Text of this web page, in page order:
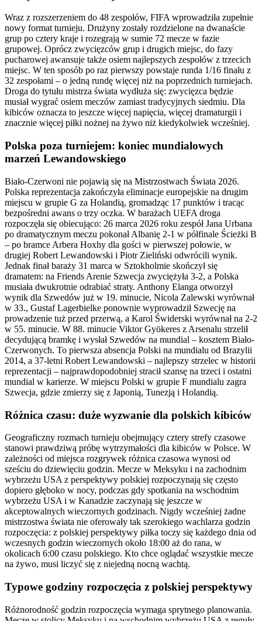
Wraz z rozszerzeniem do 48 zespołów, FIFA wprowadziła zupełnie
nowy format turnieju. Drużyny zostały rozdzielone na dwanaście
grup po cztery kraje i rozegrają w sumie 72 mecze w fazie
grupowej. Oprócz zwycięzców grup i drugich miejsc, do fazy
pucharowej awansuje także osiem najlepszych zespołów z trzecich
miejsc. W ten sposób po raz pierwszy powstaje runda 1/16 finału z
32 zespołami – o jedną rundę więcej niż na poprzednich turniejach.
Droga do tytułu mistrza świata wydłuża się: zwycięzca będzie
musiał wygrać osiem meczów zamiast tradycyjnych siedmiu. Dla
kibiców oznacza to jeszcze więcej napięcia, więcej dramaturgii i
znacznie więcej piłki nożnej na żywo niż kiedykolwiek wcześniej.
Polska poza turniejem: koniec mundialowych
marzeń Lewandowskiego
Biało-Czerwoni nie pojawią się na Mistrzostwach Świata 2026.
Polska reprezentacja zakończyła eliminacje europejskie na drugim
miejscu w grupie G za Holandią, gromadząc 17 punktów i tracąc
bezpośredni awans o trzy oczka. W barażach UEFA droga
rozpoczęła się obiecująco: 26 marca 2026 roku zespół Jana Urbana
po dramatycznym meczu pokonał Albanię 2-1 w półfinale Ścieżki B
– po bramce Arbera Hoxhy dla gości w pierwszej połowie, w
drugiej Robert Lewandowski i Piotr Zieliński odwrócili wynik.
Jednak finał baraży 31 marca w Sztokholmie skończył się
dramatem: na Friends Arenie Szwecja zwyciężyła 3-2, a Polska
musiała dwukrotnie odrabiać straty. Anthony Elanga otworzył
wynik dla Szwedów już w 19. minucie, Nicola Zalewski wyrównał
w 33., Gustaf Lagerbielke ponownie wyprowadził Szwecję na
prowadzenie tuż przed przerwą, a Karol Świderski wyrównał na 2-2
w 55. minucie. W 88. minucie Viktor Gyökeres z Arsenalu strzelił
decydującą bramkę i wysłał Szwedów na mundial – kosztem Biało-
Czerwonych. To pierwsza absencja Polski na mundialu od Brazylii
2014, a 37-letni Robert Lewandowski – najlepszy strzelec w historii
reprezentacji – najprawdopodobniej stracił szansę na trzeci i ostatni
mundial w karierze. W miejscu Polski w grupie F mundialu zagra
Szwecja, gdzie zmierzy się z Japonią, Tunezją i Holandią.
Różnica czasu: duże wyzwanie dla polskich kibiców
Geograficzny rozmach turnieju obejmujący cztery strefy czasowe
stanowi prawdziwą próbę wytrzymałości dla kibiców w Polsce. W
zależności od miejsca rozgrywek różnica czasowa wynosi od
sześciu do dziewięciu godzin. Mecze w Meksyku i na zachodnim
wybrzeżu USA z perspektywy polskiej rozpoczynają się często
dopiero głęboko w nocy, podczas gdy spotkania na wschodnim
wybrzeżu USA i w Kanadzie zaczynają się jeszcze w
akceptowalnych wieczornych godzinach. Nigdy wcześniej żadne
mistrzostwa świata nie oferowały tak szerokiego wachlarza godzin
rozpoczęcia: z polskiej perspektywy piłka toczy się każdego dnia od
wczesnych godzin wieczornych około 18:00 aż do rana, w
okolicach 6:00 czasu polskiego. Kto chce oglądać wszystkie mecze
na żywo, musi liczyć się z niejedną nocną wachtą.
Typowe godziny rozpoczęcia z polskiej perspektywy
Różnorodność godzin rozpoczęcia wymaga sprytnego planowania.